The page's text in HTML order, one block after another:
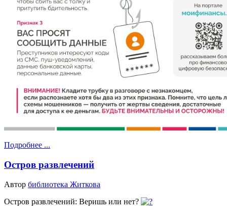
Подробнее ...
Остров развлечений
Автор библиотека Житкова
Остров развлечений: Веришь или нет?